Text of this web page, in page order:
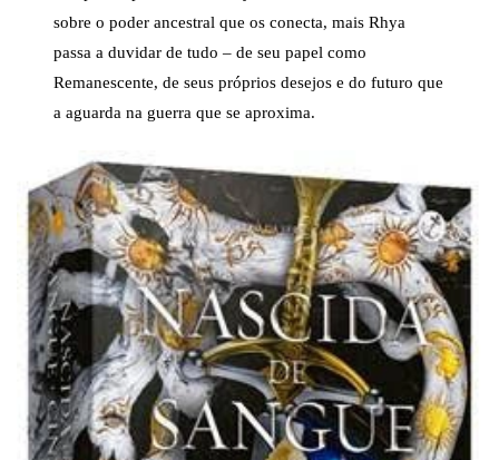
sobre o poder ancestral que os conecta, mais Rhya
passa a duvidar de tudo – de seu papel como
Remanescente, de seus próprios desejos e do futuro que
a aguarda na guerra que se aproxima.